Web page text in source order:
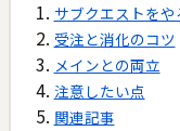
サブクエストをや
受注と消化のコツ
メインとの両立
注意したい点
関連記事